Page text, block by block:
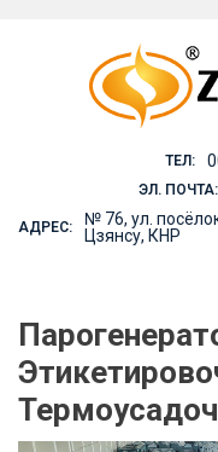
ТЕЛ:
ЭЛ. ПОЧТА:
АДРЕС:
№ 76, ул.
Цзянсу, КНР